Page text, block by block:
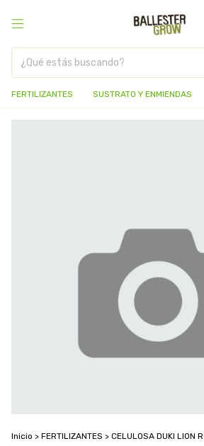
FERTILIZANTES SUSTRATO Y ENMIENDAS
Inicio > FERTILIZANTES > CELULOSA DUKI LION